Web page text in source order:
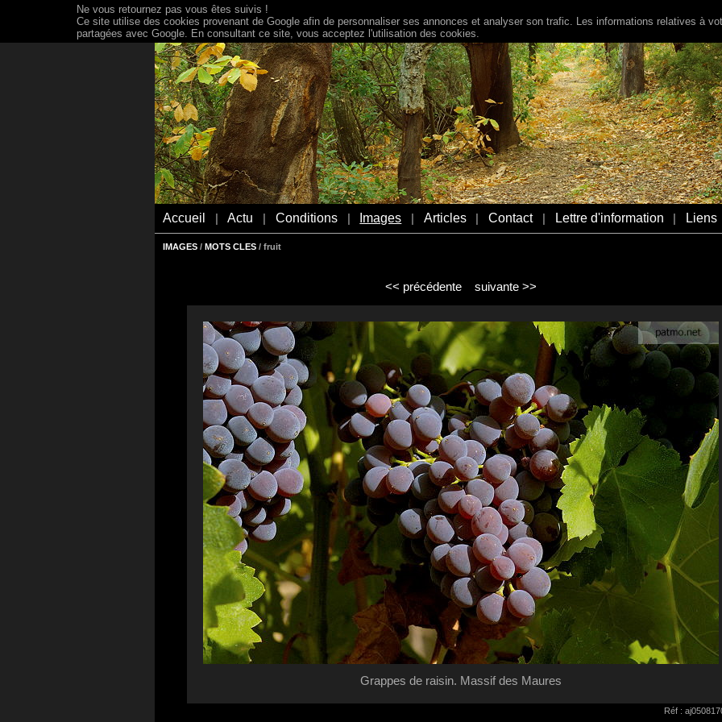
Accueil Actu Conditions Images Articles Contact Lettre d'information Liens
IMAGES / MOTS CLES / fruit
<< précédente suivante >>
Grappes de raisin. Massif des Maures
Réf :
Ne vous retournez pas vous êtes suivis !
Ce site utilise des cookies provenant de Google afin de personnaliser ses annonces et analyser son trafic. Les informations relatives à
partagées avec Google. En consultant ce site, vous acceptez l'utilisation des cookies.